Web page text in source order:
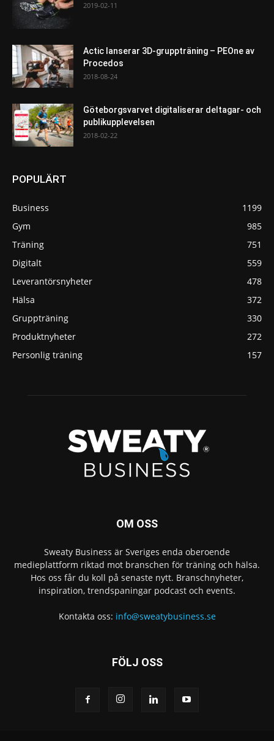
2019-02-11
Actic lanserar 3D-gruppträning – PEOne av
Procedos
2018-08-24
Göteborgsvarvet digitaliserar deltagar- och
publikupplevelsen
2018-02-22
POPULÄRT
Business
1199
Gym
985
Träning
751
Digitalt
559
Leverantörsnyheter
478
Hälsa
372
Gruppträning
330
Produktnyheter
272
Personlig träning
157
OM OSS
Sweaty Business är Sveriges enda oberoende
medieplattform riktad mot branschen för träning och hälsa.
Hos oss får du koll på senaste nytt. Branschnyheter,
inspiration, trendspaningar podcast och events.
Kontakta oss: info@sweatybusiness.se
FÖLJ OSS